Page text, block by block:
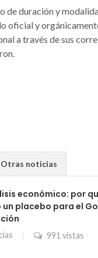
de duración y
oficial y
a través de sus
Otras noticias
económico: por
un placebo para el
991 vistas